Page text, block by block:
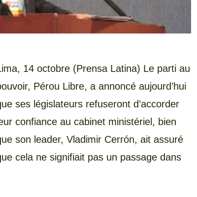
14 octobre (Prensa Latina) Le parti au
Pérou Libre, a annoncé aujourd’hui
ses législateurs refuseront d’accorder
confiance au cabinet ministériel, bien
son leader, Vladimir Cerrón, ait assuré
cela ne signifiait pas un passage dans